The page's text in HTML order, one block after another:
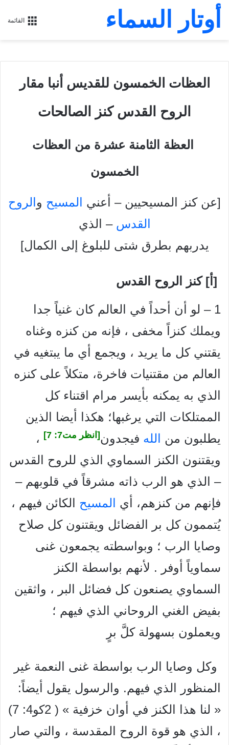
القائمة أوتار السماء
العظات الخمسون للقديس أنبا مقار
الروح القدس كنز الصالحات
‏ العظة الثامنة عشرة من العظات
الخمسون
[عن كنز المسيحيين – أعني المسيح و الروح
القدس – الذي
يدربهم بطرق شتى للبلوغ إلى الكمال]
[أ] کنز الروح القدس
1 – لو أن أحداً في العالم كان غنياً جدا
ويملك كنزاً مخفى ، فإنه من كنزه وغناه
يقتني كل ما يريد ، ويجمع أي ما يبتغيه في
العالم من مقتنيات فاخرة، متكلاً على كنزه
الذي به يمكنه بأيسر مرام اقتناء كل
الممتلكات التي يرغبها؛ هكذا أيضا الذين
يطلبون من
الله فيجدون [انظر مت7: 7]
،
ويقتنون الكنز السماوي الذي للروح القدس
– الذي هو الرب ذاته مشرقاً في قلوبهم –
فإنهم من كنزهم، أي
المسيح الكائن فيهم ،
يُتممون كل بر الفضائل ويقتنون كل صلاح
وصايا الرب ؛ وبواسطته يجمعون غنی
سماوياً أوفر . لأنهم بواسطة الكنز
السماوي يصنعون كل فضائل البر ، واثقين
بفيض الغني الروحاني الذي فيهم ؛
ويعملون بسهولة كلَّ برٍ
وكل وصايا الرب بواسطة غنى النعمة غير
المنظور الذي فيهم. والرسول يقول أيضاً:
« لنا هذا الكنز في أوان خزفية » ( 2کو4: 7)
، الذي هو قوة الروح المقدسة ، والتي صار